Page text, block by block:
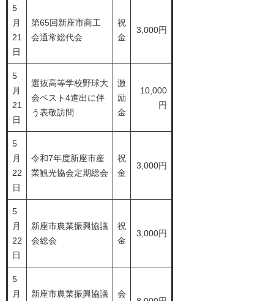
5
月
21
日
第65回新座市商工
会通常総代会
祝
金
3,000円
5
月
21
日
選抜高等学校野球大
会ベスト4進出に伴
う表敬訪問
激
励
金
10,000
円
5
月
22
日
令和7年度新座市産
業観光協会定期総会
祝
金
3,000円
5
月
22
日
新座市農業振興協議
会総会
祝
金
3,000円
5
月
新座市農業振興協議
会